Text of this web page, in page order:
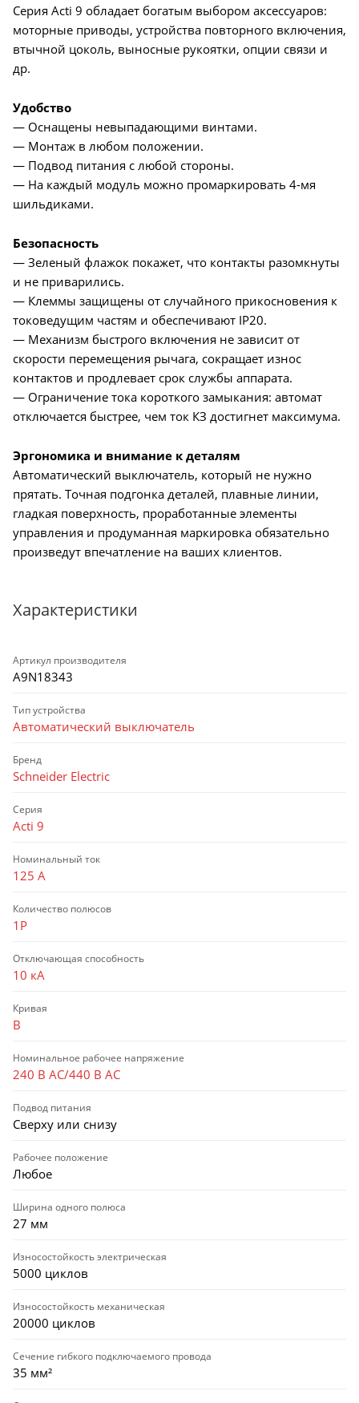
Серия Acti 9 обладает богатым выбором аксессуаров:
моторные приводы, устройства повторного включения,
втычной цоколь, выносные рукоятки, опции связи и
др.
Удобство
— Оснащены невыпадающими винтами.
— Монтаж в любом положении.
— Подвод питания с любой стороны.
— На каждый модуль можно промаркировать 4-мя
шильдиками.
Безопасность
— Зеленый флажок покажет, что контакты разомкнуты
и не приварились.
— Клеммы защищены от случайного прикосновения к
токоведущим частям и обеспечивают IP20.
— Механизм быстрого включения не зависит от
скорости перемещения рычага, сокращает износ
контактов и продлевает срок службы аппарата.
— Ограничение тока короткого замыкания: автомат
отключается быстрее, чем ток КЗ достигнет максимума.
Эргономика и внимание к деталям
Автоматический выключатель, который не нужно
прятать. Точная подгонка деталей, плавные линии,
гладкая поверхность, проработанные элементы
управления и продуманная маркировка обязательно
произведут впечатление на ваших клиентов.
Характеристики
Артикул производителя
A9N18343
Тип устройства
Автоматический выключатель
Бренд
Schneider Electric
Серия
Acti 9
Номинальный ток
125 А
Количество полюсов
1P
Отключающая способность
10 кА
Кривая
B
Номинальное рабочее напряжение
240 В AC/440 В AC
Подвод питания
Сверху или снизу
Рабочее положение
Любое
Ширина одного полюса
27 мм
Износостойкость электрическая
5000 циклов
Износостойкость механическая
20000 циклов
Сечение гибкого подключаемого провода
35 мм²